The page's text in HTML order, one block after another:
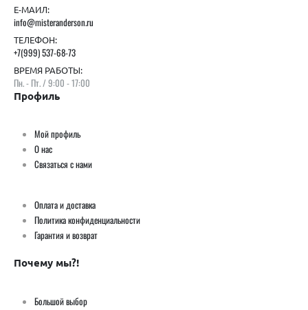
Е-МАИЛ:
info@misteranderson.ru
ТЕЛЕФОН:
+7(999) 537-68-73
ВРЕМЯ РАБОТЫ:
Пн. - Пт. / 9:00 - 17:00
Профиль
Мой профиль
О нас
Связаться с нами
Оплата и доставка
Политика конфиденциальности
Гарантия и возврат
Почему мы?!
Большой выбор